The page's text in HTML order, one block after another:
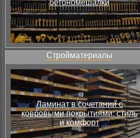
бетономешалки
Стройматериалы
Ламинат в сочетании с
ковровыми покрытиями: стиль
и комфорт